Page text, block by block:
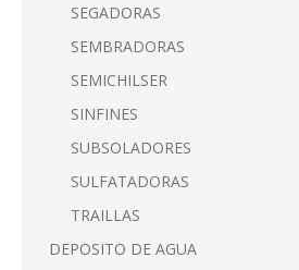
SEGADORAS
SEMBRADORAS
SEMICHILSER
SINFINES
SUBSOLADORES
SULFATADORAS
TRAILLAS
DEPOSITO DE AGUA